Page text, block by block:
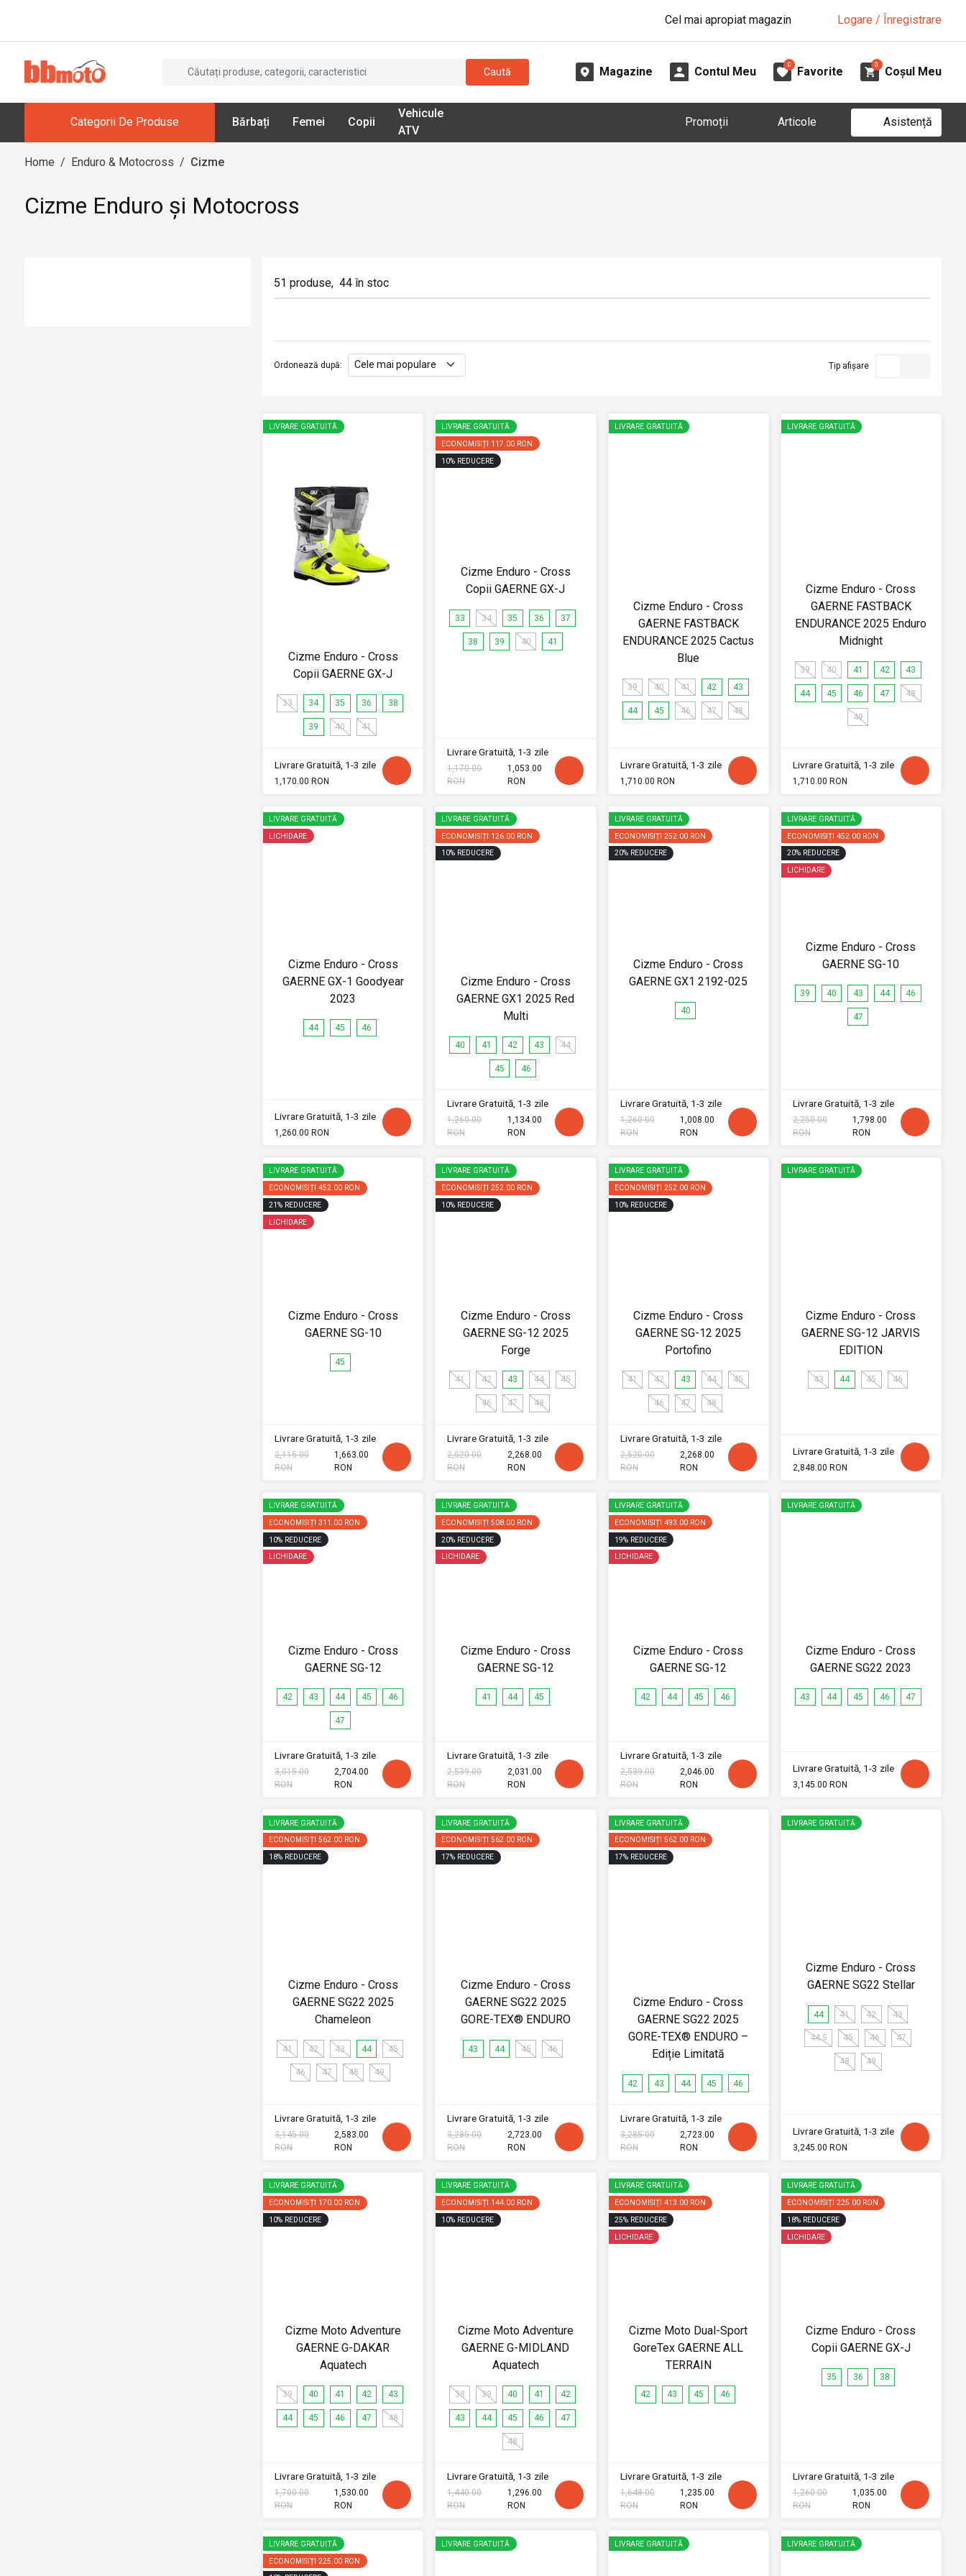
Cel mai apropiat magazin Logare / Înregistrare
Caută Magazine Contul Meu
0
Favorite
0
Coșul Meu
Categorii De Produse Bărbați Femei Copii
Vehicule
ATV
Promoții Articole Asistență
Home / Enduro & Motocross / Cizme
Cizme Enduro și Motocross
51 produse, 44 în stoc
Ordonează după: Tip afișare
LIVRARE GRATUITĂ
Cizme Enduro - Cross
Copii GAERNE GX-J
33 34 35 36 38
39 40 41
Livrare Gratuită, 1-3 zile
1,170.00 RON
LIVRARE GRATUITĂ
ECONOMISIȚI 117.00 RON
10% REDUCERE
Cizme Enduro - Cross
Copii GAERNE GX-J
33 34 35 36 37
38 39 40 41
Livrare Gratuită, 1-3 zile
1,170.00
RON
1,053.00
RON
LIVRARE GRATUITĂ
Cizme Enduro - Cross
GAERNE FASTBACK
ENDURANCE 2025 Cactus
Blue
39 40 41 42 43
44 45 46 47 48
Livrare Gratuită, 1-3 zile
1,710.00 RON
LIVRARE GRATUITĂ
Cizme Enduro - Cross
GAERNE FASTBACK
ENDURANCE 2025 Enduro
Midnight
39 40 41 42 43
44 45 46 47 48
49
Livrare Gratuită, 1-3 zile
1,710.00 RON
LIVRARE GRATUITĂ
LICHIDARE
Cizme Enduro - Cross
GAERNE GX-1 Goodyear
2023
44 45 46
Livrare Gratuită, 1-3 zile
1,260.00 RON
LIVRARE GRATUITĂ
ECONOMISIȚI 126.00 RON
10% REDUCERE
Cizme Enduro - Cross
GAERNE GX1 2025 Red
Multi
40 41 42 43 44
45 46
Livrare Gratuită, 1-3 zile
1,260.00
RON
1,134.00
RON
LIVRARE GRATUITĂ
ECONOMISIȚI 252.00 RON
20% REDUCERE
Cizme Enduro - Cross
GAERNE GX1 2192-025
40
Livrare Gratuită, 1-3 zile
1,260.00
RON
1,008.00
RON
LIVRARE GRATUITĂ
ECONOMISIȚI 452.00 RON
20% REDUCERE
LICHIDARE
Cizme Enduro - Cross
GAERNE SG-10
39 40 43 44 46
47
Livrare Gratuită, 1-3 zile
2,250.00
RON
1,798.00
RON
LIVRARE GRATUITĂ
ECONOMISIȚI 452.00 RON
21% REDUCERE
LICHIDARE
Cizme Enduro - Cross
GAERNE SG-10
45
Livrare Gratuită, 1-3 zile
2,115.00
RON
1,663.00
RON
LIVRARE GRATUITĂ
ECONOMISIȚI 252.00 RON
10% REDUCERE
Cizme Enduro - Cross
GAERNE SG-12 2025
Forge
41 42 43 44 45
46 47 48
Livrare Gratuită, 1-3 zile
2,520.00
RON
2,268.00
RON
LIVRARE GRATUITĂ
ECONOMISIȚI 252.00 RON
10% REDUCERE
Cizme Enduro - Cross
GAERNE SG-12 2025
Portofino
41 42 43 44 45
46 47 48
Livrare Gratuită, 1-3 zile
2,520.00
RON
2,268.00
RON
LIVRARE GRATUITĂ
Cizme Enduro - Cross
GAERNE SG-12 JARVIS
EDITION
43 44 45 46
Livrare Gratuită, 1-3 zile
2,848.00 RON
LIVRARE GRATUITĂ
ECONOMISIȚI 311.00 RON
10% REDUCERE
LICHIDARE
Cizme Enduro - Cross
GAERNE SG-12
42 43 44 45 46
47
Livrare Gratuită, 1-3 zile
3,015.00
RON
2,704.00
RON
LIVRARE GRATUITĂ
ECONOMISIȚI 508.00 RON
20% REDUCERE
LICHIDARE
Cizme Enduro - Cross
GAERNE SG-12
41 44 45
Livrare Gratuită, 1-3 zile
2,539.00
RON
2,031.00
RON
LIVRARE GRATUITĂ
ECONOMISIȚI 493.00 RON
19% REDUCERE
LICHIDARE
Cizme Enduro - Cross
GAERNE SG-12
42 44 45 46
Livrare Gratuită, 1-3 zile
2,539.00
RON
2,046.00
RON
LIVRARE GRATUITĂ
Cizme Enduro - Cross
GAERNE SG22 2023
43 44 45 46 47
Livrare Gratuită, 1-3 zile
3,145.00 RON
LIVRARE GRATUITĂ
ECONOMISIȚI 562.00 RON
18% REDUCERE
Cizme Enduro - Cross
GAERNE SG22 2025
Chameleon
41 42 43 44 45
46 47 48 49
Livrare Gratuită, 1-3 zile
3,145.00
RON
2,583.00
RON
LIVRARE GRATUITĂ
ECONOMISIȚI 562.00 RON
17% REDUCERE
Cizme Enduro - Cross
GAERNE SG22 2025
GORE-TEX® ENDURO
43 44 45 46
Livrare Gratuită, 1-3 zile
3,285.00
RON
2,723.00
RON
LIVRARE GRATUITĂ
ECONOMISIȚI 562.00 RON
17% REDUCERE
Cizme Enduro - Cross
GAERNE SG22 2025
GORE-TEX® ENDURO –
Ediție Limitată
42 43 44 45 46
Livrare Gratuită, 1-3 zile
3,285.00
RON
2,723.00
RON
LIVRARE GRATUITĂ
Cizme Enduro - Cross
GAERNE SG22 Stellar
44 41 42 43
44.5 45 46 47
48 49
Livrare Gratuită, 1-3 zile
3,245.00 RON
LIVRARE GRATUITĂ
ECONOMISIȚI 170.00 RON
10% REDUCERE
Cizme Moto Adventure
GAERNE G-DAKAR
Aquatech
39 40 41 42 43
44 45 46 47 48
Livrare Gratuită, 1-3 zile
1,700.00
RON
1,530.00
RON
LIVRARE GRATUITĂ
ECONOMISIȚI 144.00 RON
10% REDUCERE
Cizme Moto Adventure
GAERNE G-MIDLAND
Aquatech
38 39 40 41 42
43 44 45 46 47
48
Livrare Gratuită, 1-3 zile
1,440.00
RON
1,296.00
RON
LIVRARE GRATUITĂ
ECONOMISIȚI 413.00 RON
25% REDUCERE
LICHIDARE
Cizme Moto Dual-Sport
GoreTex GAERNE ALL
TERRAIN
42 43 45 46
Livrare Gratuită, 1-3 zile
1,648.00
RON
1,235.00
RON
LIVRARE GRATUITĂ
ECONOMISIȚI 225.00 RON
18% REDUCERE
LICHIDARE
Cizme Enduro - Cross
Copii GAERNE GX-J
35 36 38
Livrare Gratuită, 1-3 zile
1,260.00
RON
1,035.00
RON
LIVRARE GRATUITĂ
ECONOMISIȚI 225.00 RON
LIVRARE GRATUITĂ LIVRARE GRATUITĂ LIVRARE GRATUITĂ